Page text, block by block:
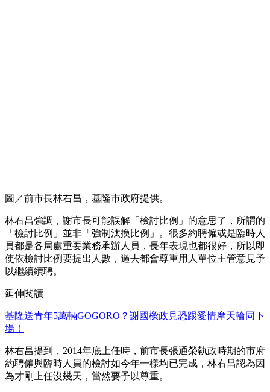
圖／前市長林右昌，基隆市政府提供。
林右昌強調，謝市長可能誤解「檢討比例」的意思了，所謂的
「檢討比例」並非「強制汰換比例」。很多約聘僱或是臨時人
員都是各局處重要業務承辦人員，長年表現也都很好，所以即
使依檢討比例要提出人數，過去都會尊重用人單位主管意見予
以繼續續聘。
延伸閱讀
基隆送青年5萬輛GOGORO？謝國樑政見恐跟愛情摩天輪同下
場！
林右昌提到，2014年底上任時，前市長張通榮執政時期的市府
約聘僱與臨時人員的檢討如今年一樣均已完成，林右昌認為因
為才剛上任沒幾天，當然要予以尊重。